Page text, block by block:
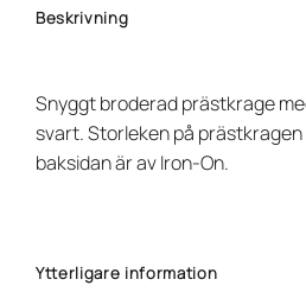
Beskrivning
Snyggt broderad prästkrage
svart. Storleken på
baksidan är av Iron-On.
Ytterligare information